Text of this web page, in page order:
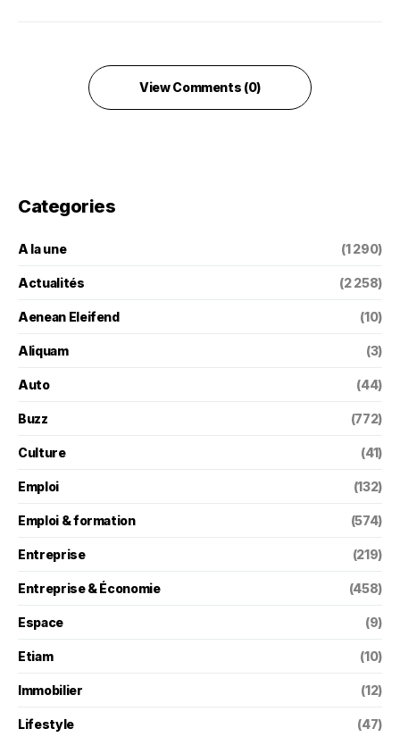
View Comments (0)
Categories
A la une (1 290)
Actualités (2 258)
Aenean Eleifend (10)
Aliquam (3)
Auto (44)
Buzz (772)
Culture (41)
Emploi (132)
Emploi & formation (574)
Entreprise (219)
Entreprise & Économie (458)
Espace (9)
Etiam (10)
Immobilier (12)
Lifestyle (47)